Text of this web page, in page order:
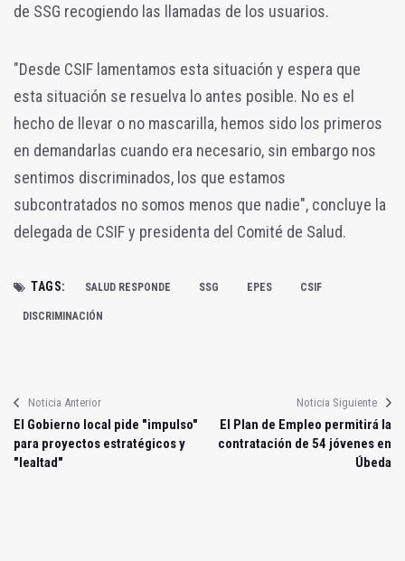
de SSG recogiendo las llamadas de los usuarios.
"Desde CSIF lamentamos esta situación y espera que
esta situación se resuelva lo antes posible. No es el
hecho de llevar o no mascarilla, hemos sido los primeros
en demandarlas cuando era necesario, sin embargo nos
sentimos discriminados, los que estamos
subcontratados no somos menos que nadie", concluye la
delegada de CSIF y presidenta del Comité de Salud.
TAGS: SALUD RESPONDE SSG EPES CSIF
DISCRIMINACIÓN
Noticia Anterior
El Gobierno local pide "impulso"
para proyectos estratégicos y
"lealtad"
Noticia Siguiente
El Plan de Empleo permitirá la
contratación de 54 jóvenes en
Úbeda